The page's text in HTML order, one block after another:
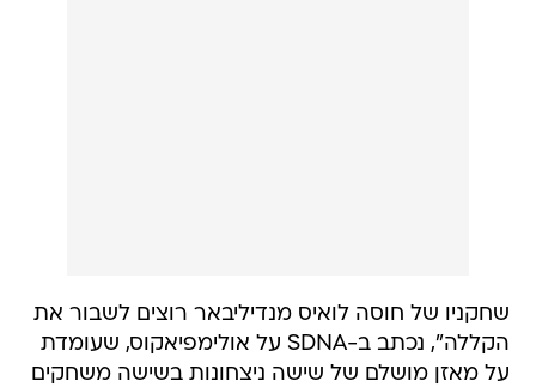
שחקניו של חוסה לואיס מנדיליבאר רוצים לשבור את
הקללה", נכתב ב-SDNA על אולימפיאקוס, שעומדת
על מאזן מושלם של שישה ניצחונות בשישה משחקים